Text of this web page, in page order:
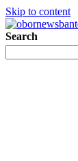
Skip to content
Search